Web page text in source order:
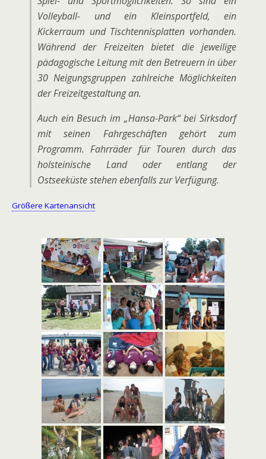
Volleyball- und ein Kleinsportfeld, ein
Kickerraum und Tischtennisplatten vorhanden.
Während der Freizeiten bietet die jeweilige
pädagogische Leitung mit den Betreuern in über
30 Neigungsgruppen zahlreiche Möglichkeiten
der Freizeitgestaltung an.
Auch ein Besuch im „Hansa-Park“ bei Sirksdorf
mit seinen Fahrgeschäften gehört zum
Programm. Fahrräder für Touren durch das
holsteinische Land oder entlang der
Ostseeküste stehen ebenfalls zur Verfügung.
Größere Kartenansicht